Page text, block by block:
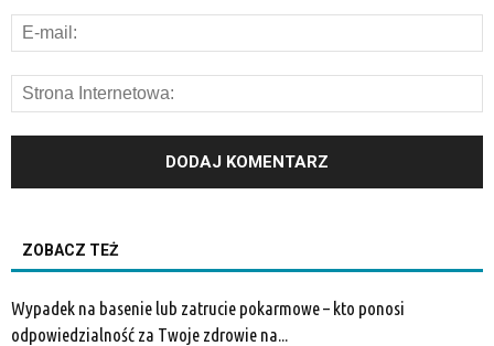
ZOBACZ TEŻ
Wypadek na basenie lub zatrucie pokarmowe – kto ponosi
odpowiedzialność za Twoje zdrowie na...